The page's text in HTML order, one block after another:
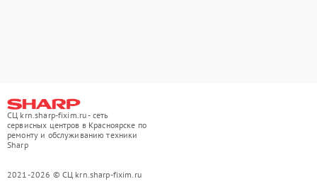
СЦ krn.sharp-fixim.ru - сеть
сервисных центров в Красноярске по
ремонту и обслуживанию техники
Sharp
2021-2026 © СЦ krn.sharp-fixim.ru